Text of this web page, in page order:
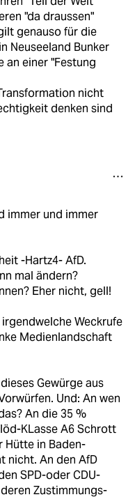
"da draussen"
genauso für die
Neuseeland Bunker
an einer "Festung
nicht
denken sind
immer und immer
-Hartz4- AfD.
mal ändern?
Eher nicht, gell!
Weckrufe
Medienlandschaft
Gewürge aus
Und: An wen
An die 35 %
KLasse A6 Schrott
Hütte in Baden-
nicht. An den AfD
SPD-oder CDU-
Zustimmungs-